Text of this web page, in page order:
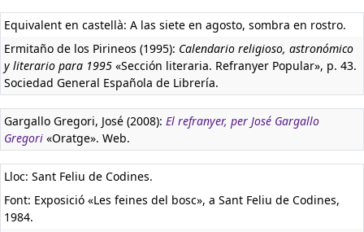
Equivalent en castellà: A las siete en agosto, sombra en rostro.
Ermitaño de los Pirineos (1995): Calendario religioso, astronómico
y literario para 1995 «Sección literaria. Refranyer Popular», p. 43.
Sociedad General Española de Librería.
Gargallo Gregori, José (2008): El refranyer, per José Gargallo
Gregori «Oratge». Web.
Lloc: Sant Feliu de Codines.
Font: Exposició «Les feines del bosc», a Sant Feliu de Codines,
1984.